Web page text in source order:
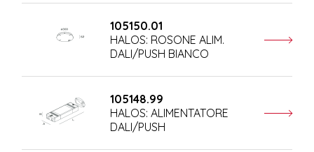
105150.01
HALOS: ROSONE ALIM.
DALI/PUSH BIANCO
105148.99
HALOS: ALIMENTATORE
DALI/PUSH